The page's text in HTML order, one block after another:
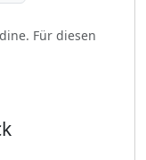
Für diesen